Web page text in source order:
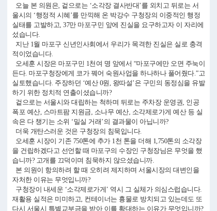
오늘 본 의원은, 겉으로는 ‘소각장 결사반대’를 외치고 뒤로는 서
울시의 ‘행정적 시혜’를 만끽해 온 박강수 구청장의 이중적인 행정
실태를 고발하고, 37만 마포구민 앞에 진실을 요구하고자 이 자리에
섰습니다.
지난 1월 마포구 신년인사회에서 우리가 목격한 진실은 실로 충격
적이었습니다.
오세훈 시장은 마포구민 1천여 명 앞에서 “마포구에만 오면 주눅이
든다. 마포구청장에게 코가 꿰어 숙원사업을 하나하나 풀어줬다.”고
실토했습니다. 주장하던 ‘예산 0원, 왕따설’은 구민의 동정심을 유발
하기 위한 정치적 연출이셨습니까?
겉으로는 서울시와 대립하는 척하며 뒤로는 주차장 운영권, 인공
폭포 예산, 스마트팜 지원금, 소나무 예산, 소각제로가게 예산 등 실
속은 다 챙기는 소위 ‘밀실 거래’의 결과물이 아닙니까?
더욱 개탄스러운 것은 구청장의 침묵입니다.
오세훈 시장이 기존 750톤에 추가 1천 톤을 더해 1,750톤의 소각장
을 건립하겠다고 선언할 때 마포구의 수장인 구청장님은 무엇을 했
습니까? 고개를 끄덕이며 침묵하지 않으셨습니까.
본 의원이 항의하려 할 때 오히려 제지하며 서울시장의 대변인을
자처한 이유는 무엇입니까?
구청장이 내세운 ‘소각제로가게’ 역시 그 실체가 의심스럽습니다.
재활용 실적은 미미하고, 컨테이너는 흉물로 방치되고 있는데도 또
다시 서울시 특별교부금을 받아 이를 확대하는 이유가 무엇입니까?